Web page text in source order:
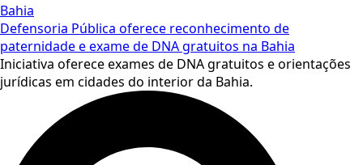
Bahia
Defensoria Pública oferece reconhecimento de
paternidade e exame de DNA gratuitos na Bahia
Iniciativa oferece exames de DNA gratuitos e orientações
jurídicas em cidades do interior da Bahia.